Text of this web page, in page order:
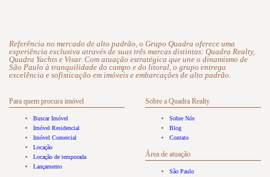
Referência no mercado de alto padrão, o Grupo Quadra oferece uma
experiência exclusiva através de suas três marcas distintas: Quadra Realty,
Quadra Yachts e Visar. Com atuação estratégica que une o dinamismo de
São Paulo à tranquilidade do campo e do litoral, o grupo entrega
excelência e sofisticação em imóveis e embarcações de alto padrão.
Para quem procura imóvel
Buscar Imóvel
Imóvel Residencial
Imóvel Comercial
Locação
Locação de temporada
Lançamento
Sobre a Quadra Realty
Sobre Nós
Blog
Contato
Área de atuação
São Paulo